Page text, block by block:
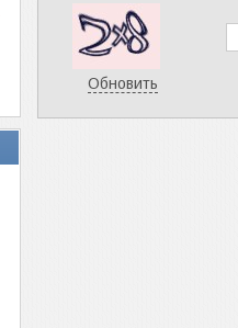
Обновить